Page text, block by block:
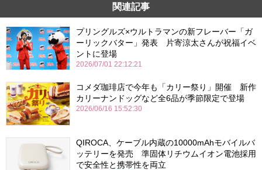
関連記事
プリングルズ×ウルトラマンの新フレーバー「ガ
ーリックバター」発表 片寄涼太さんが祝福イベ
ントに登場
2026/07/01 22:12:21
コメダ珈琲店で今年も「カリー祭り」開催 新作
カリーナンドッグなど全6品が季節限定で登場
2026/06/16 15:52:30
QIROCA、ケーブル内蔵の10000mAhモバイルバ
ッテリーを発売 準固体リチウムイオン電池採用
で安全性と携帯性を両立